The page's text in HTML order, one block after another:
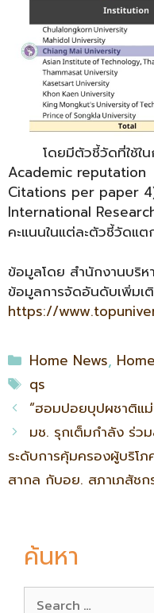
โดยมีตัวชี้วัดที่ใช้ใ
Academic
Citations per paper
International
คะแนนในแต่ละตัวชี้วัดแ
ข้อมูลโดย สำนักงานบริห
ข้อมูลการจัดอันดับเพิ่มเ
https://
Home News,
qs
“ฮอมปอยบุปผชาติแ
มช. รุกเต็มกำลัง ร่ว
ระดับการคุ้มครองผู้บริโ
สากล กับอย. สภาเภสัชก
ค้นหา